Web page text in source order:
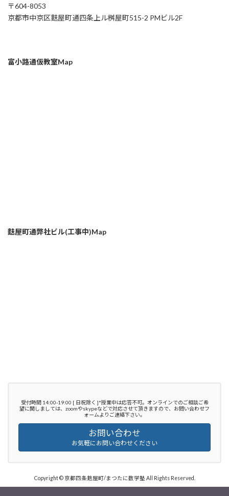
〒604-8053
京都市中京区麩屋町通四条上ル桝屋町515-2 PMビル2F
富小路通仮教室Map
麩屋町通弊社ビル(工事中)Map
受付時間 14:00-19:00 [ 日祝除く ]*授業中は応答不可。オンラインでのご相談ご希
望に関しましては、zoomやskypeなどで対応させて頂きますので、お問い合わせフ
ォームよりご連絡下さい。
お問い合わせ
お気軽にお問い合わせください
Copyright © 京都四条麩屋町/まつたに数学塾 All Rights Reserved.